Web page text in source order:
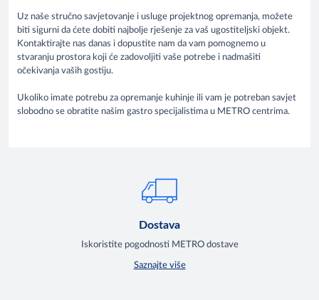
Uz naše stručno savjetovanje i usluge projektnog opremanja, možete
biti sigurni da ćete dobiti najbolje rješenje za vaš ugostiteljski objekt.
Kontaktirajte nas danas i dopustite nam da vam pomognemo u
stvaranju prostora koji će zadovoljiti vaše potrebe i nadmašiti
očekivanja vaših gostiju.
Ukoliko imate potrebu za opremanje kuhinje ili vam je potreban savjet
slobodno se obratite našim gastro specijalistima u METRO centrima.​
Dostava
Iskoristite pogodnosti METRO dostave
Saznajte više